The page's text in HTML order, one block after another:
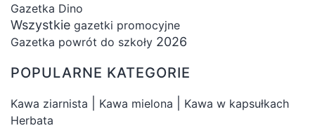
Gazetka Dino
Wszystkie gazetki promocyjne
Gazetka powrót do szkoły 2026
POPULARNE KATEGORIE
Kawa ziarnista Kawa mielona
Kawa w kapsułkach
Herbata